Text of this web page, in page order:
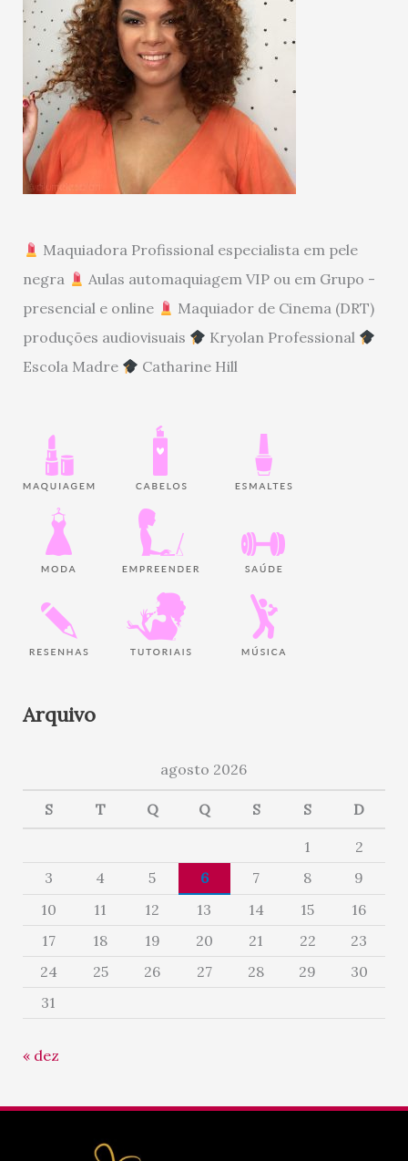
Maquiadora Profissional especialista em pele
negra
Aulas automaquiagem VIP ou em Grupo -
presencial e online
Maquiador de Cinema (DRT)
produções audiovisuais
Kryolan Professional
Escola Madre
Catharine Hill
Arquivo
agosto 2026
S T Q Q S S D
1
2
3
4 5 6 7 8
9
10
11 12 13 14 15
16
17
18 19 20 21 22
23
24
25 26 27 28 29
30
31
« dez